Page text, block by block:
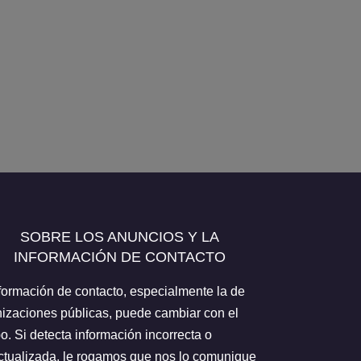
SOBRE LOS ANUNCIOS Y LA
INFORMACIÓN DE CONTACTO
de contacto, especialmente la de
públicas, puede cambiar con el
Si detecta información incorrecta o
le rogamos que nos lo comunique